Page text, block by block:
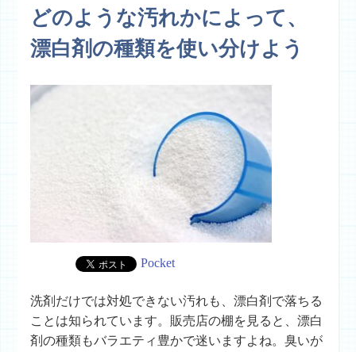
どのような汚れかによって、
漂白剤の種類を使い分けよう
Pocket
洗剤だけでは対処できない汚れも、漂白剤で落ちる
ことは知られています。販売店の棚を見ると、漂白
剤の種類もバラエティ豊かで迷いますよね。臭いが